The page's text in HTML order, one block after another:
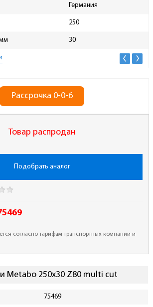
Германия
250
30
Рассрочка 0-0-6
Товар распродан
Подобрать аналог
согласно тарифам транспортных компаний и
Metabo 250х30 Z80 multi cut
75469